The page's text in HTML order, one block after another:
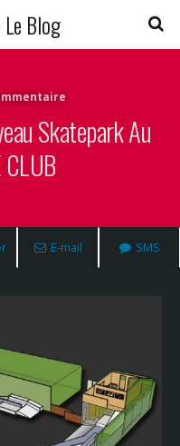
Le Blog
Skatepark Au
CLUB
E-mail SMS